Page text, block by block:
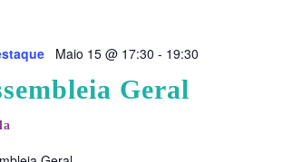
Maio 15 @ 17:30 - 19:30
Geral